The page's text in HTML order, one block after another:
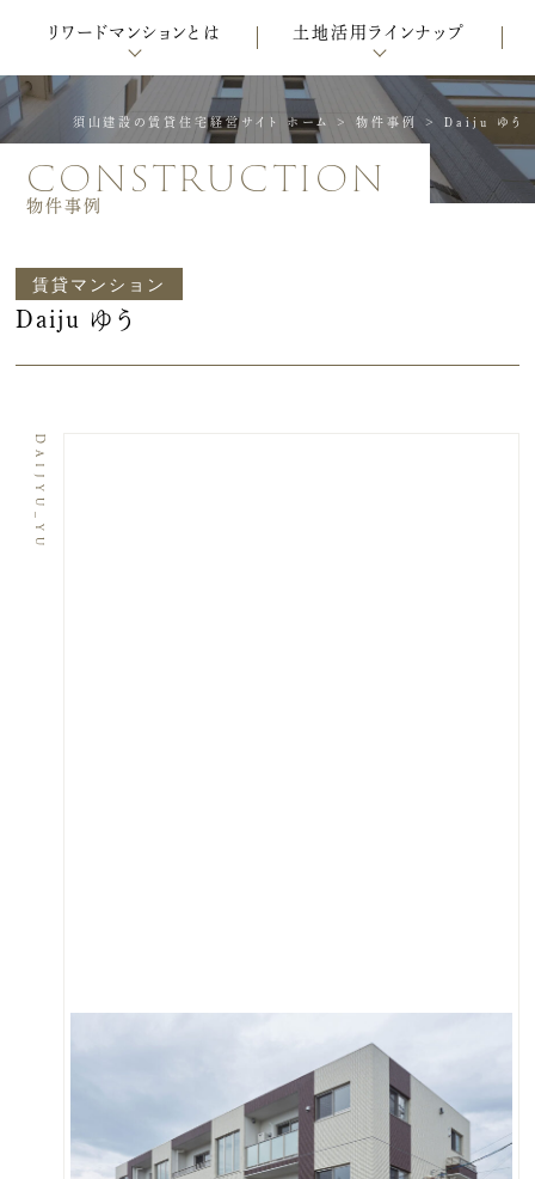
リワードマンションとは 土地活用ラインナップ
須山建設の賃貸住宅経営サイト ホーム > 物件事例 > Daiju ゆう
construction
物件事例
賃貸マンション
Daiju ゆう
Daijyu_yu